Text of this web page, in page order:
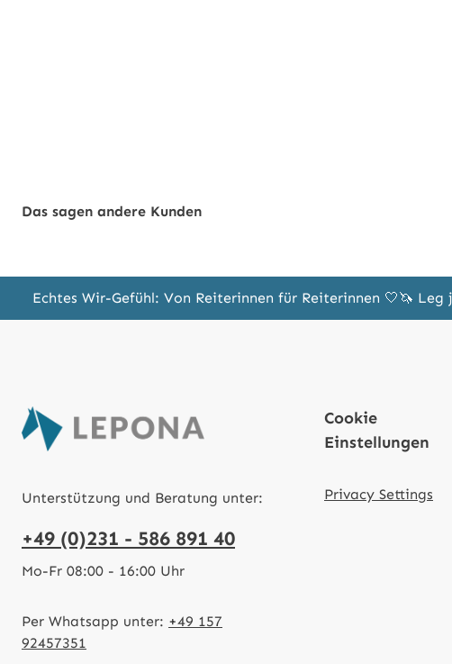
Das sagen andere Kunden
Echtes Wir-Gefühl: Von Reiterinnen für Reiterinnen 🤍🦄
Unterstützung und Beratung unter:
+49 (0)231 - 586 891 40
Mo-Fr 08:00 - 16:00 Uhr
Per Whatsapp unter: +49 157
92457351
Cookie
Einstellungen
Privacy Settings